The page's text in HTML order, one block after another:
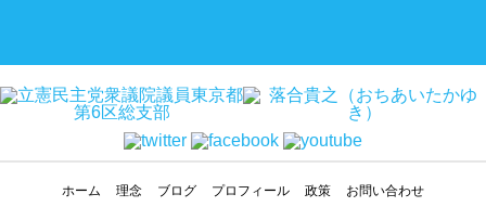
ホーム 理念 ブログ プロフィール 政策 お問い合わせ